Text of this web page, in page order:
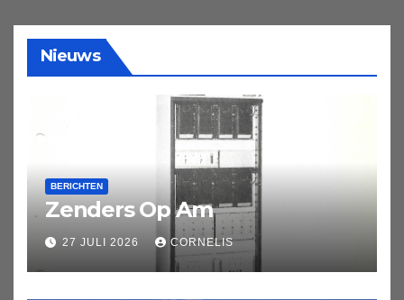
Nieuws
BERICHTEN
Zenders Op Am
27 JULI 2026 CORNELIS